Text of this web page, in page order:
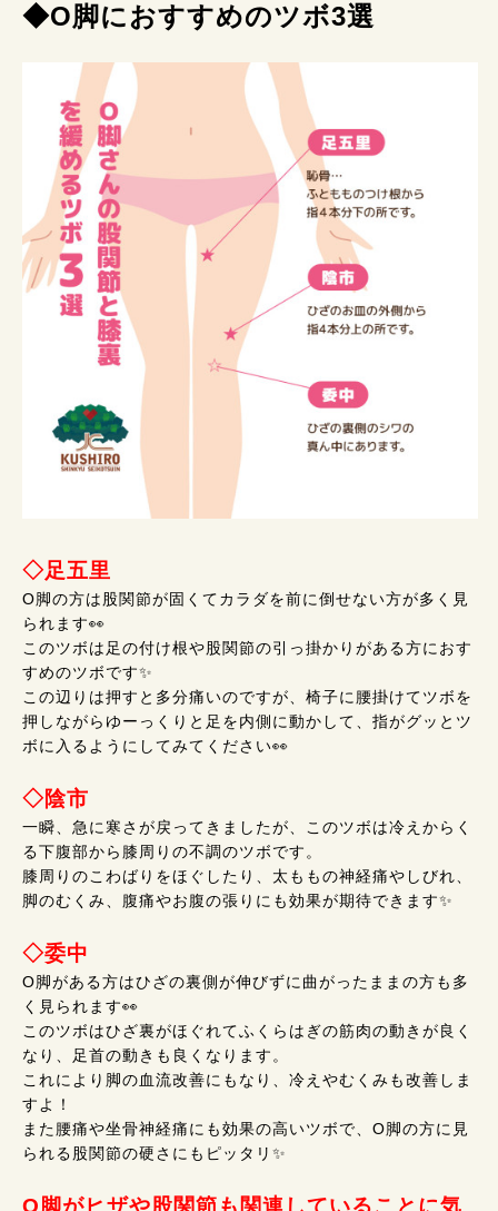
◆O脚におすすめのツボ3選
◇足五里
O脚の方は股関節が固くてカラダを前に倒せない方が多く見
られます👀
このツボは足の付け根や股関節の引っ掛かりがある方におす
すめのツボです✨
この辺りは押すと多分痛いのですが、椅子に腰掛けてツボを
押しながらゆーっくりと足を内側に動かして、指がグッとツ
ボに入るようにしてみてください👀
◇陰市
一瞬、急に寒さが戻ってきましたが、このツボは冷えからく
る下腹部から膝周りの不調のツボです。
膝周りのこわばりをほぐしたり、太ももの神経痛やしびれ、
脚のむくみ、腹痛やお腹の張りにも効果が期待できます✨
◇委中
O脚がある方はひざの裏側が伸びずに曲がったままの方も多
く見られます👀
このツボはひざ裏がほぐれてふくらはぎの筋肉の動きが良く
なり、足首の動きも良くなります。
これにより脚の血流改善にもなり、冷えやむくみも改善しま
すよ！
また腰痛や坐骨神経痛にも効果の高いツボで、O脚の方に見
られる股関節の硬さにもピッタリ✨
O脚がヒザや股関節も関連していることに気